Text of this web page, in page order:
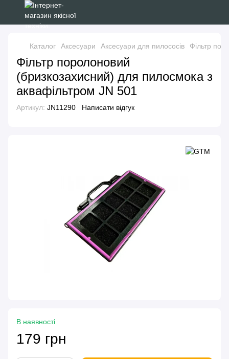
Каталог Аксесуари Аксесуари для пилососів Фільтр
Фільтр поролоновий
(бризкозахисний) для пилосмока з
аквафільтром JN 501
Артикул: JN11290 Написати відгук
В наявності
179 грн